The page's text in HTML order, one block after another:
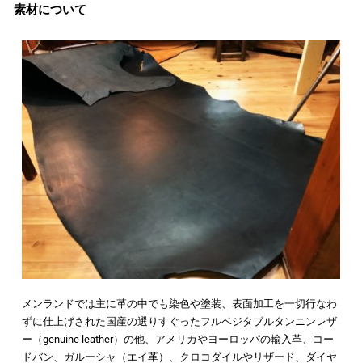
素材について
メンランドでは主に革の中でも染色や塗装、表面加工を一切行なわ
ずに仕上げされた国産の選りすぐったフルベジタブルタンニンレザ
ー（genuine leather）の他、アメリカやヨーロッパの輸入革、コー
ドバン、ガルーシャ（エイ革）、クロコダイルやリザード、ダイヤ